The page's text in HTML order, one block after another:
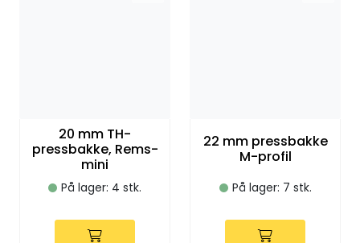
20 mm TH-
pressbakke, Rems-
mini
På lager: 4 stk.
22 mm pressbakke
M-profil
På lager: 7 stk.